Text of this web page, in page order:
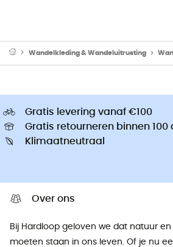
Wandelkleding & Wandeluitrusting
Gratis levering vanaf €100
Gratis retourneren binnen 100
Klimaatneutraal
Over ons
Bij Hardloop geloven we dat natuur
moeten staan ​​in ons leven. Of je nu